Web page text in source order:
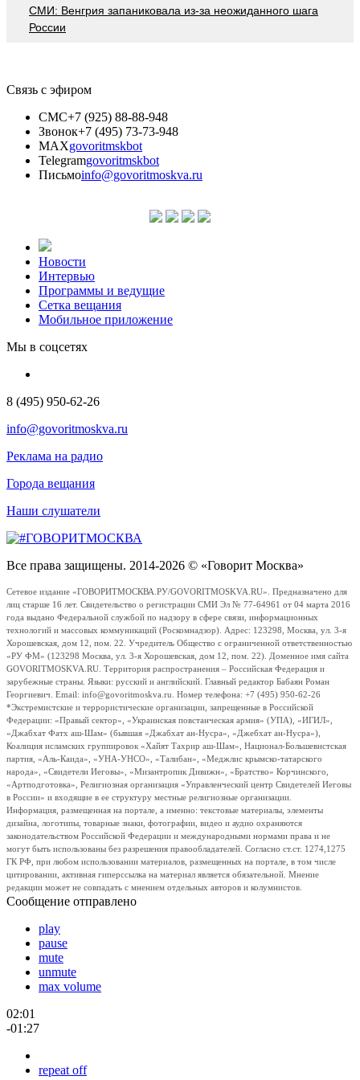
СМИ: Венгрия запаниковала из-за неожиданного шага
России
Связь с эфиром
СМС+7 (925) 88-88-948
Звонок+7 (495) 73-73-948
MAXgovoritmskbot
Telegramgovoritmskbot
Письмоinfo@govoritmoskva.ru
Новости
Интервью
Программы и ведущие
Сетка вещания
Мобильное приложение
Мы в соцсетях
8 (495) 950-62-26
info@govoritmoskva.ru
Реклама на радио
Города вещания
Наши слушатели
Все права защищены. 2014-2026 © «Говорит Москва»
Сетевое издание «ГОВОРИТМОСКВА.РУ/GOVORITMOSKVA.RU». Предназначено для
лиц старше 16 лет. Свидетельство о регистрации СМИ Эл № 77-64961 от 04 марта 2016
года выдано Федеральной службой по надзору в сфере связи, информационных
технологий и массовых коммуникаций (Роскомнадзор). Адрес: 123298, Москва, ул. 3-я
Хорошевская, дом 12, пом. 22. Учредитель Общество с ограниченной ответственностью
«РУ ФМ» (123298 Москва, ул. 3-я Хорошевская, дом 12, пом. 22). Доменное имя сайта
GOVORITMOSKVA.RU. Территория распространения – Российская Федерация и
зарубежные страны. Языки: русский и английский. Главный редактор Бабаян Роман
Георгиевич. Email: info@govoritmoskva.ru. Номер телефона: +7 (495) 950-62-26
*Экстремистские и террористические организации, запрещенные в Российской
Федерации: «Правый сектор», «Украинская повстанческая армия» (УПА), «ИГИЛ»,
«Джабхат Фатх аш-Шам» (бывшая «Джабхат ан-Нусра», «Джебхат ан-Нусра»),
Коалиция исламских группировок «Хайят Тахрир аш-Шам», Национал-Большевистская
партия, «Аль-Каида», «УНА-УНСО», «Талибан», «Меджлис крымско-татарского
народа», «Свидетели Иеговы», «Мизантропик Дивижн», «Братство» Корчинского,
«Артподготовка», Религиозная организация «Управленческий центр Свидетелей Иеговы
в России» и входящие в ее структуру местные религиозные организации.
Информация, размещенная на портале, а именно: текстовые материалы, элементы
дизайна, логотипы, товарные знаки, фотографии, видео и аудио охраняются
законодательством Российской Федерации и международными нормами права и не
могут быть использованы без разрешения правообладателей. Согласно ст.ст. 1274,1275
ГК РФ, при любом использовании материалов, размещенных на портале, в том числе
цитировании, активная гиперссылка на материал является обязательной. Мнение
редакции может не совпадать с мнением отдельных авторов и колумнистов.
Сообщение отправлено
play
pause
mute
unmute
max volume
02:01
-01:27
repeat off